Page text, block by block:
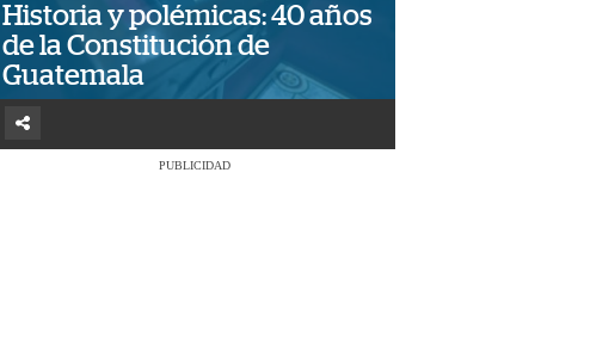
Historia y polémicas: 40 años
de la Constitución de
Guatemala
PUBLICIDAD